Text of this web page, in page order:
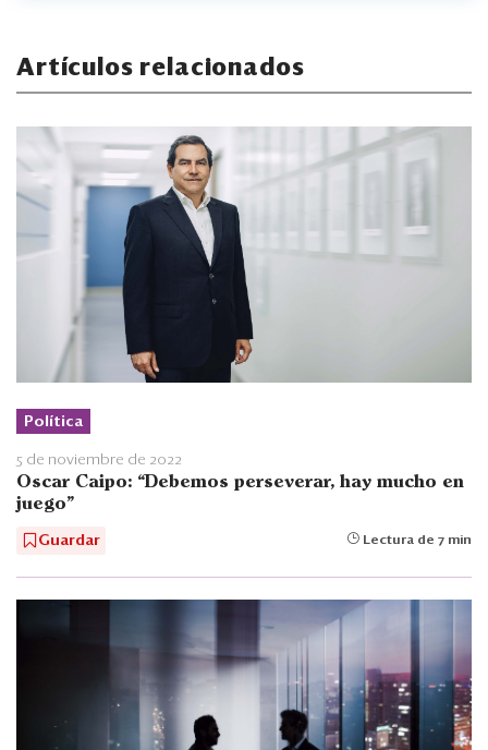
Artículos relacionados
Política
5 de noviembre de 2022
Oscar Caipo: “Debemos perseverar, hay mucho en
juego"
Guardar Lectura de 7 min